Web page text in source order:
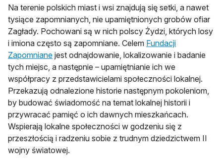
Na terenie polskich miast i wsi znajdują się setki, a nawet
tysiące zapomnianych, nie upamiętnionych grobów ofiar
Zagłady. Pochowani są w nich polscy Żydzi, których losy
i imiona często są zapomniane. Celem Fundacji
Zapomnianeotwiera się w nowej karcie
jest odnajdowanie, lokalizowanie i badanie
tych miejsc, a następnie – upamiętnianie ich we
współpracy z przedstawicielami społeczności lokalnej.
Przekazują odnalezione historie następnym pokoleniom,
by budować świadomość na temat lokalnej historii i
przywracać pamięć o ich dawnych mieszkańcach.
Wspierają lokalne społeczności w godzeniu się z
przeszłością i radzeniu sobie z trudnym dziedzictwem II
wojny światowej.